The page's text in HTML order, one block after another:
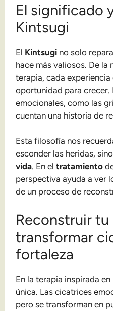
El significado
Kintsugi
El Kintsugi no solo
hace más valiosos. De la
terapia, cada
oportunidad para crecer.
emocionales, como las
cuentan una historia de
Esta filosofía nos
esconder las heridas,
vida. En eltratamiento
perspectiva ayuda a ver
de un proceso de
Reconstruir
transformar
fortaleza
En la terapia inspirada
única. Las cicatrices
pero se transforman en